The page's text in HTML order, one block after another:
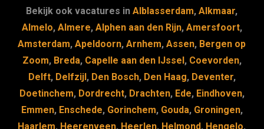
b
o
o
k
k
y
dI
n
Bekijk ook vacatures inAlblasserdam,Alkmaar,
Almelo, Almere, Alphen aan den Rijn, Amersfoort,
Amsterdam,Apeldoorn,Arnhem,Assen, Bergen op
Zoom, Breda, Capelle aan den IJssel, Coevorden,
Delft, Delfzijl, Den Bosch, Den Haag, Deventer,
Doetinchem, Dordrecht, Drachten, Ede, Eindhoven,
Emmen, Enschede, Gorinchem, Gouda, Groningen,
Haarlem, Heerenveen, Heerlen, Helmond, Hengelo,